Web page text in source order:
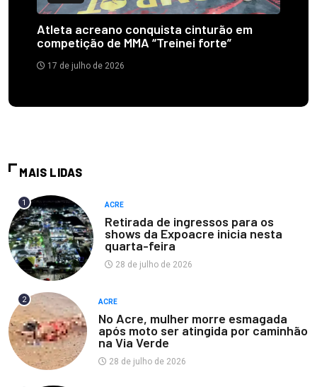
Atleta acreano conquista cinturão em
competição de MMA “Treinei forte”
17 de julho de 2026
MAIS LIDAS
1 ACRE
Retirada de ingressos para os
shows da Expoacre inicia nesta
quarta-feira
28 de julho de 2026
2 ACRE
No Acre, mulher morre esmagada
após moto ser atingida por caminhão
na Via Verde
28 de julho de 2026